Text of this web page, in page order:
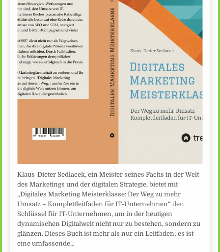
Klaus-Dieter Sedlacek, ein Meister seines Fachs in der Welt
des Marketings und der digitalen Strategie, bietet mit
„Digitales Marketing Meisterklasse: Der Weg zu mehr
Umsatz – Komplettleitfaden für IT-Unternehmen“ den
Schlüssel für IT-Unternehmen, um in der heutigen
dynamischen Digitalwelt nicht nur zu bestehen, sondern zu
glänzen. Dieses Buch ist mehr als nur ein Leitfaden; es ist
eine umfassende…